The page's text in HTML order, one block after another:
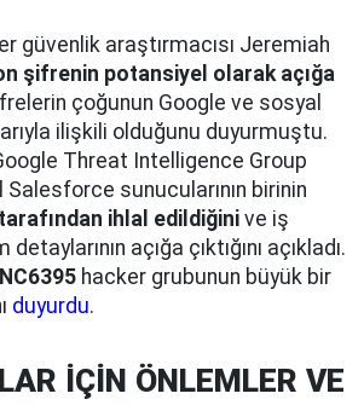
güvenlik araştırmacısı Jeremiah
şifrenin potansiyel olarak açığa
çoğunun Google ve sosyal
ilişkili olduğunu duyurmuştu.
Threat Intelligence Group
sunucularının birinin
ihlal edildiğini ve iş
açığa çıktığını açıkladı.
hacker grubunun büyük bir
duyurdu.
İÇİN ÖNLEMLER VE